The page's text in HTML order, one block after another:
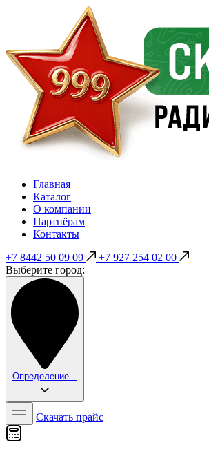
Главная
Каталог
О компании
Партнёрам
Контакты
+7 8442 50 09 09
+7 927 254 02 00
Выберите город:
Определение...
Скачать прайс